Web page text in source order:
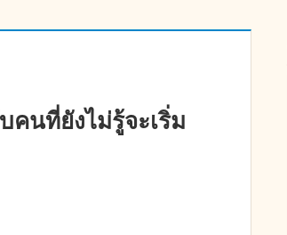
นที่ยังไม่รู้จะเริ่ม